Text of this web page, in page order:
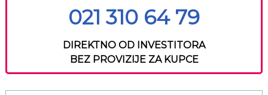
021 310 64 79
DIREKTNO OD INVESTITORA
BEZ PROVIZIJE ZA KUPCE